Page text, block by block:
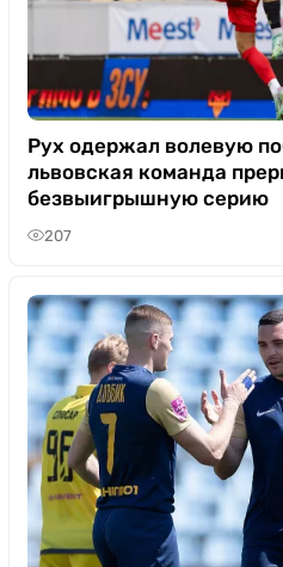
Рух одержал волевую
львовская команда
безвыигрышную серию
207